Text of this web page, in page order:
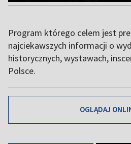
Program którego celem jest
najciekawszych informacji o
historycznych, wystawach,
Polsce.
OGLĄDAJ